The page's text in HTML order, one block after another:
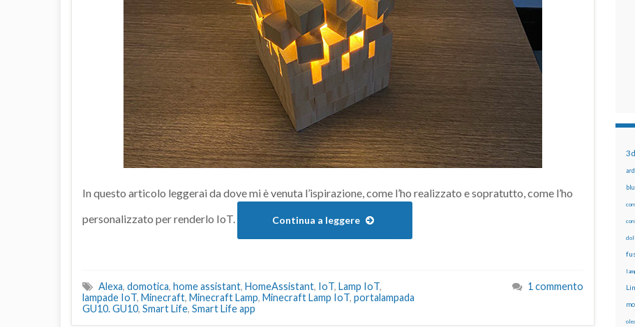
In questo articolo leggerai da dove mi è venuta l’ispirazione, come l’ho realizzato e sopratutto, come l’ho
personalizzato per renderlo IoT.
Continua a leggere
Alexa, domotica, home assistant, HomeAssistant, IoT, Lamp IoT,
lampade IoT, Minecraft, Minecraft Lamp, Minecraft Lamp IoT, portalampada
GU10. GU10, Smart Life, Smart Life app
1 commento
3d